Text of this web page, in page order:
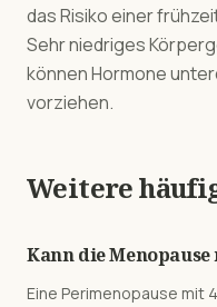
das Risiko einer
Sehr niedriges
können Hormone
vorziehen.
Weitere
Kann die
Eine Perimenopause mit